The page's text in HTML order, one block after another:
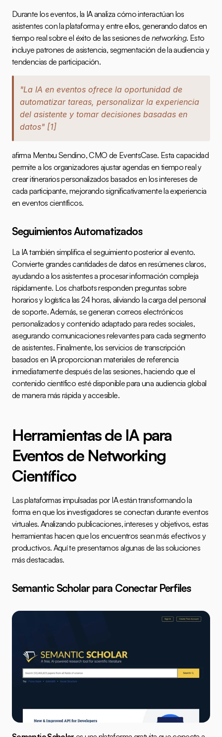
Durante los eventos, la IA analiza cómo interactúan los
asistentes con la plataforma y entre ellos, generando datos en
tiempo real sobre el éxito de las sesiones de networking. Esto
incluye patrones de asistencia, segmentación de la audiencia y
tendencias de participación.
"La IA en eventos ofrece la oportunidad de
automatizar tareas, personalizar la experiencia
del asistente y tomar decisiones basadas en
datos" [1]
afirma Mentxu Sendino, CMO de EventsCase. Esta capacidad
permite a los organizadores ajustar agendas en tiempo real y
crear itinerarios personalizados basados en los intereses de
cada participante, mejorando significativamente la experiencia
en eventos científicos.
Seguimientos Automatizados
La IA también simplifica el seguimiento posterior al evento.
Convierte grandes cantidades de datos en resúmenes claros,
ayudando a los asistentes a procesar información compleja
rápidamente. Los chatbots responden preguntas sobre
horarios y logística las 24 horas, aliviando la carga del personal
de soporte. Además, se generan correos electrónicos
personalizados y contenido adaptado para redes sociales,
asegurando comunicaciones relevantes para cada segmento
de asistentes. Finalmente, los servicios de transcripción
basados en IA proporcionan materiales de referencia
inmediatamente después de las sesiones, haciendo que el
contenido científico esté disponible para una audiencia global
de manera más rápida y accesible.
Herramientas de IA para
Eventos de Networking
Científico
Las plataformas impulsadas por IA están transformando la
forma en que los investigadores se conectan durante eventos
virtuales. Analizando publicaciones, intereses y objetivos, estas
herramientas hacen que los encuentros sean más efectivos y
productivos. Aquí te presentamos algunas de las soluciones
más destacadas.
Semantic Scholar para Conectar Perfiles